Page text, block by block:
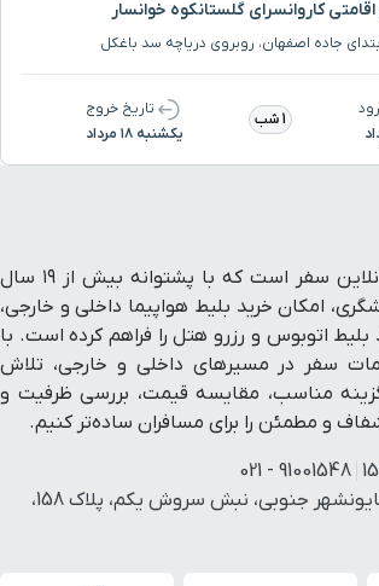
کاروانسرای گلستانکوه خوانسار
جاده اصفهان، روبروی دریاچه سد باغکل
1 شب
تاریخ خروج
یکشنبه ۱۸ مرداد
یوتراوز پلتفرم رزرو آنلاین سفر است که با پشتوانه بیش از ۱۹ سال
امکان خرید بلیط هواپیما داخلی و خارجی،
بلیط اتوبوس و رزرو هتل را فراهم کرده است. با
سفر در مسیرهای داخلی و خارجی، تلاش
مناسب، مقایسه قیمت، بررسی ظرفیت و
و مطمئن را برای مسافران ساده‌تر کنیم.
91001548 - 021
تهران، دریان نو، همایونشهر جنوبی، نبش سروش یکم، پلاک 158،